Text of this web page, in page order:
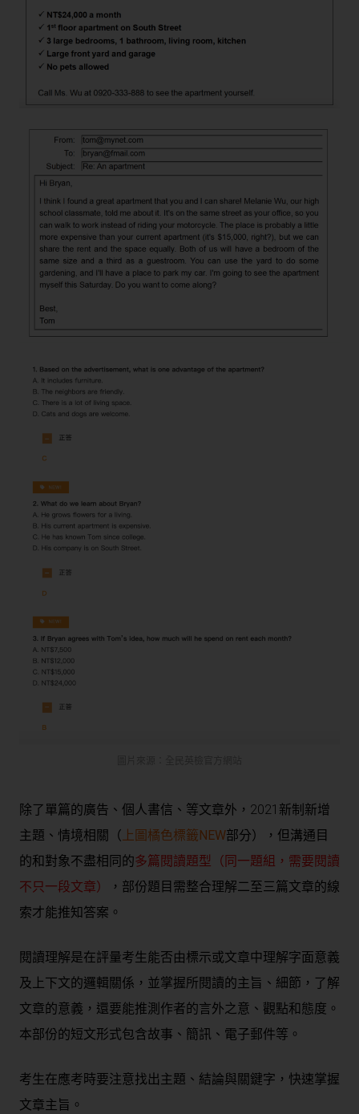
除了單篇的廣告、個人書信、等文章外，2021新制新增
主題、情境相關（ 上圖橘色標籤 NEW部分）
，但溝通目
的和對象不盡相同的多篇閱讀題型（同一題組，需要閱讀
不只一段文章）
，部份題目需整合理解二至三篇文章的線
索才能推知答案。
閱讀理解是在評量考生能否由標示或文章中理解字面意義
及上下文的邏輯關係，並掌握所閱讀的主旨、細節，了解
文章的意義，還要能推測作者的言外之意、觀點和態度。
本部份的短文形式包含故事、簡訊、電子郵件等。
考生在應考時要注意找出主題、結論與關鍵字，快速掌握
文章主旨。